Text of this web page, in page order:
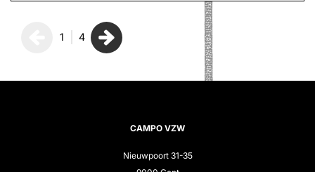
1 4
CAMPO VZW
Nieuwpoort 31-35